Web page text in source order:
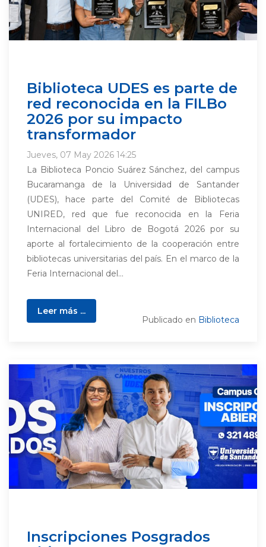
Biblioteca UDES es parte de
red reconocida en la FILBo
2026 por su impacto
transformador
Jueves, 07 May 2026 14:25
La Biblioteca Poncio Suárez Sánchez, del campus
Bucaramanga de la Universidad de Santander
(UDES), hace parte del Comité de Bibliotecas
UNIRED, red que fue reconocida en la Feria
Internacional del Libro de Bogotá 2026 por su
aporte al fortalecimiento de la cooperación entre
bibliotecas universitarias del país. En el marco de la
Feria Internacional del...
Leer más ...
Publicado en Biblioteca
Inscripciones Posgrados